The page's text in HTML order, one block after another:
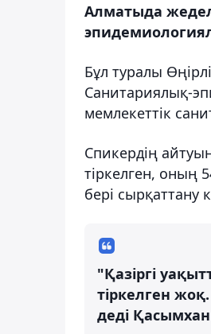
Алматыда
Бұл туралы
Санитариялық-
мемлекеттік
Спикердің
тіркелген, оның
бері сырқаттану
"Қазіргі
тіркелген
деді